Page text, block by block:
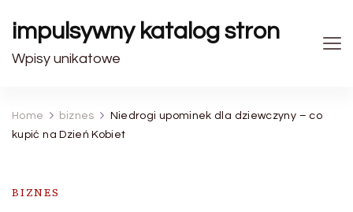
impulsywny katalog stron
Wpisy unikatowe
Home biznes
Niedrogi upominek dla dziewczyny – co
kupić na Dzień Kobiet
BIZNES